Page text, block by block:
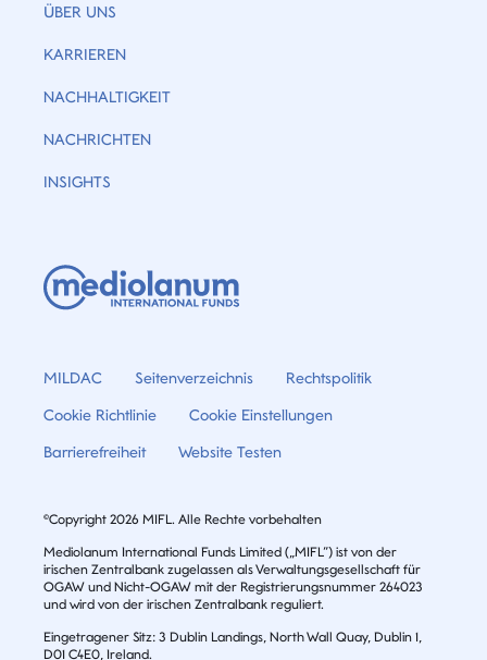
ÜBER UNS
KARRIEREN
NACHHALTIGKEIT
NACHRICHTEN
INSIGHTS
MILDAC Seitenverzeichnis Rechtspolitik
Cookie Richtlinie Cookie Einstellungen
Barrierefreiheit Website Testen
©Copyright 2026 MIFL. Alle Rechte vorbehalten
Mediolanum International Funds Limited („MIFL”) ist von der
irischen Zentralbank zugelassen als Verwaltungsgesellschaft für
OGAW und Nicht-OGAW mit der Registrierungsnummer 264023
und wird von der irischen Zentralbank reguliert.
Eingetragener Sitz: 3 Dublin Landings, North Wall Quay, Dublin 1,
D01 C4E0, Ireland.